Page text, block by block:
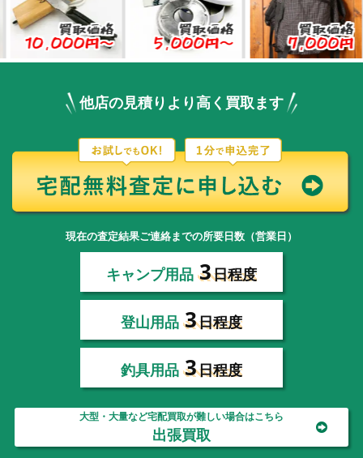
買取価格
円〜
買取価格
5,000円〜
買取価格
7,000円
他店の見積りより高く買取ます
現在の査定結果ご連絡までの所要日数（営業日）
キャンプ用品 3日程度
登山用品 3日程度
釣具用品 3日程度
大型・大量など宅配買取が難しい場合はこちら
出張買取